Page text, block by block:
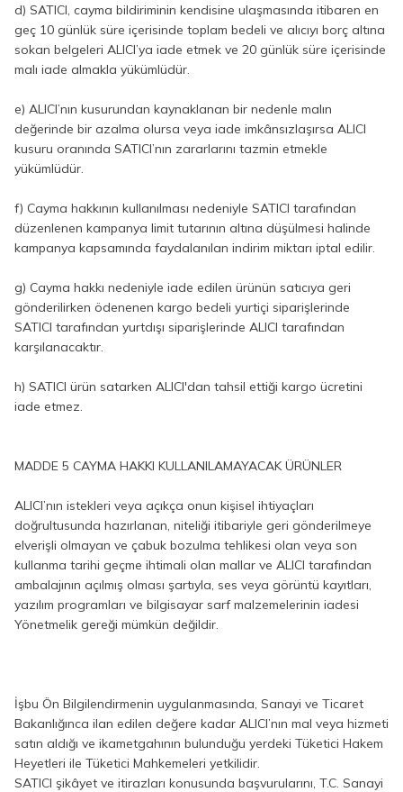
d) SATICI, cayma bildiriminin kendisine ulaşmasında itibaren en
geç 10 günlük süre içerisinde toplam bedeli ve alıcıyı borç altına
sokan belgeleri ALICI’ya iade etmek ve 20 günlük süre içerisinde
malı iade almakla yükümlüdür.
e) ALICI’nın kusurundan kaynaklanan bir nedenle malın
değerinde bir azalma olursa veya iade imkânsızlaşırsa ALICI
kusuru oranında SATICI’nın zararlarını tazmin etmekle
yükümlüdür.
f) Cayma hakkının kullanılması nedeniyle SATICI tarafından
düzenlenen kampanya limit tutarının altına düşülmesi halinde
kampanya kapsamında faydalanılan indirim miktarı iptal edilir.
g) Cayma hakkı nedeniyle iade edilen ürünün satıcıya geri
gönderilirken ödenenen kargo bedeli yurtiçi siparişlerinde
SATICI tarafından yurtdışı siparişlerinde ALICI tarafından
karşılanacaktır.
h) SATICI ürün satarken ALICI'dan tahsil ettiği kargo ücretini
iade etmez.
MADDE 5 CAYMA HAKKI KULLANILAMAYACAK ÜRÜNLER
ALICI’nın istekleri veya açıkça onun kişisel ihtiyaçları
doğrultusunda hazırlanan, niteliği itibariyle geri gönderilmeye
elverişli olmayan ve çabuk bozulma tehlikesi olan veya son
kullanma tarihi geçme ihtimali olan mallar ve ALICI tarafından
ambalajının açılmış olması şartıyla, ses veya görüntü kayıtları,
yazılım programları ve bilgisayar sarf malzemelerinin iadesi
Yönetmelik gereği mümkün değildir.
İşbu Ön Bilgilendirmenin uygulanmasında, Sanayi ve Ticaret
Bakanlığınca ilan edilen değere kadar ALICI’nın mal veya hizmeti
satın aldığı ve ikametgahının bulunduğu yerdeki Tüketici Hakem
Heyetleri ile Tüketici Mahkemeleri yetkilidir.
SATICI şikâyet ve itirazları konusunda başvurularını, T.C. Sanayi